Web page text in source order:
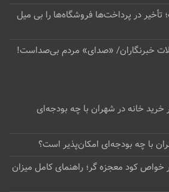
تأخیر در پرداخت‌ها فروشگاه‌ها را بی میل
خبرنگاران/ «صدای» ‌مردم بی‌صدا‌ست!
خرید خانه در شهران با چه بودجه‌ای
با چه بودجه‌ای امکان‌پذیر است؟
خواص کود معجزه گر؛ راهنمای کامل میزان